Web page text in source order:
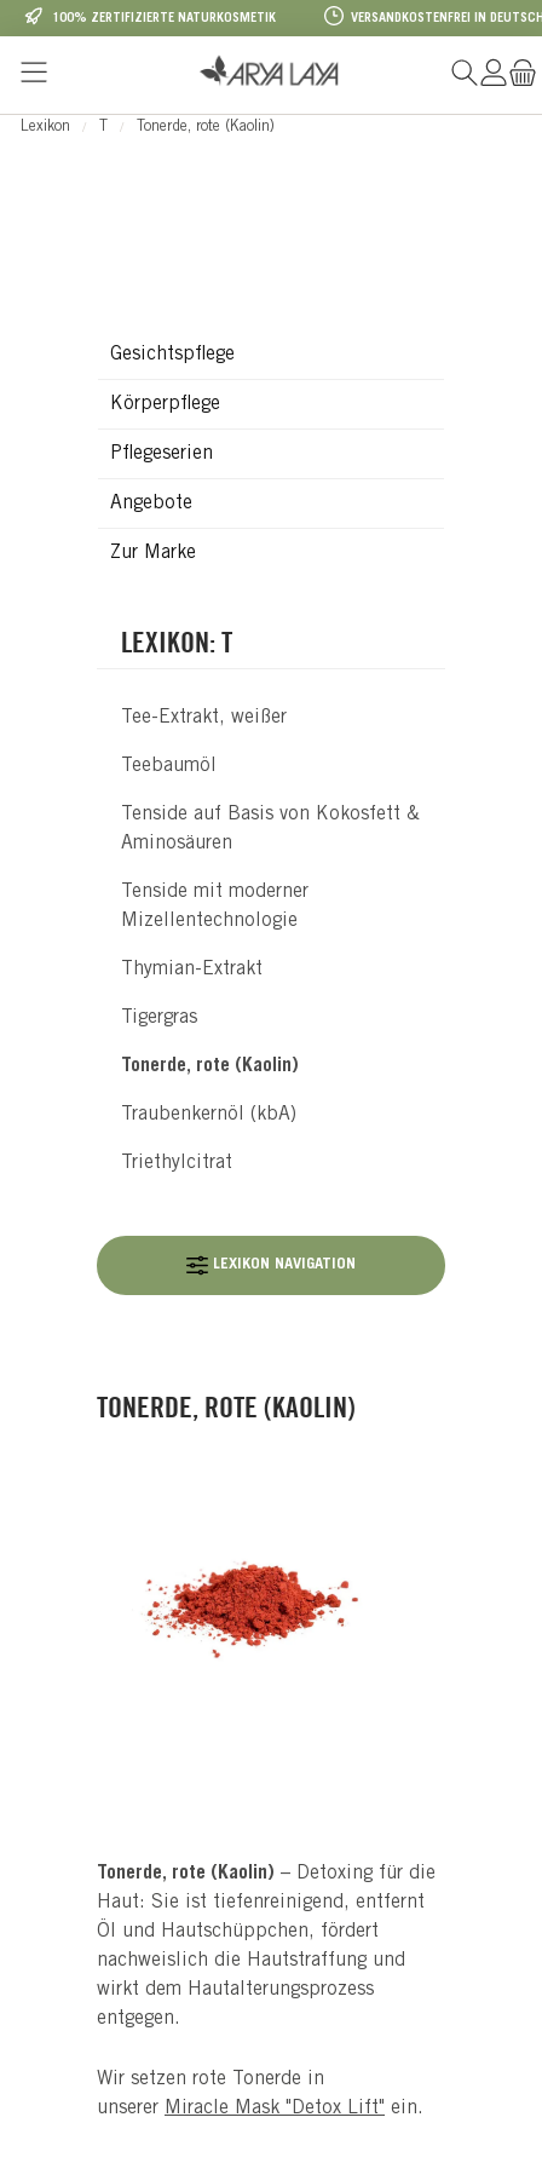
Zum Hauptinhalt springen
100% ZERTIFIZIERTE NATURKOSMETIK VERSANDKOSTENFREI IN
Lexikon T Tonerde, rote (Kaolin)
Gesichtspflege
Körperpflege
Pflegeserien
Angebote
Zur Marke
LEXIKON: T
Tee-Extrakt, weißer
Teebaumöl
Tenside auf Basis von Kokosfett &
Aminosäuren
Tenside mit moderner
Mizellentechnologie
Thymian-Extrakt
Tigergras
Tonerde, rote (Kaolin)
Traubenkernöl (kbA)
Triethylcitrat
LEXIKON NAVIGATION
TONERDE, ROTE (KAOLIN)
Tonerde, rote (Kaolin) – Detoxing für die
Haut: Sie ist tiefenreinigend, entfernt
Öl und Hautschüppchen, fördert
nachweislich die Hautstraffung und
wirkt dem Hautalterungsprozess
entgegen.
Wir setzen rote Tonerde in
unserer Miracle Mask "Detox Lift" ein.